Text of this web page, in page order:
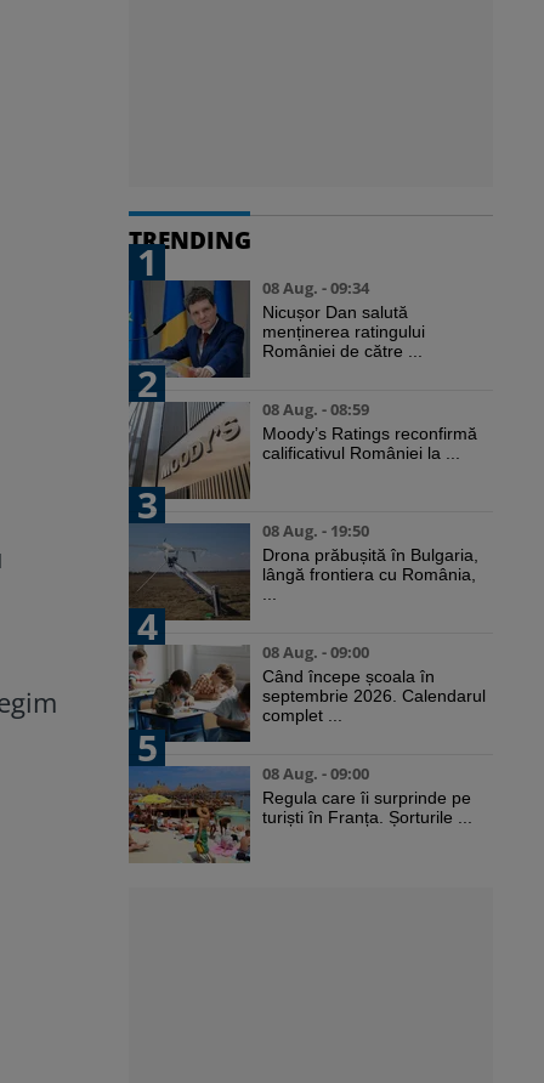
TRENDING
1
08 Aug. - 09:34
Nicușor Dan salută
menținerea ratingului
României de către ...
2
08 Aug. - 08:59
Moody’s Ratings reconfirmă
calificativul României la ...
3
08 Aug. - 19:50
Drona prăbușită în Bulgaria,
lângă frontiera cu România,
4
08 Aug. - 09:00
Când începe școala în
septembrie 2026. Calendarul
complet ...
5
08 Aug. - 09:00
Regula care îi surprinde pe
turiști în Franța. Șorturile ...